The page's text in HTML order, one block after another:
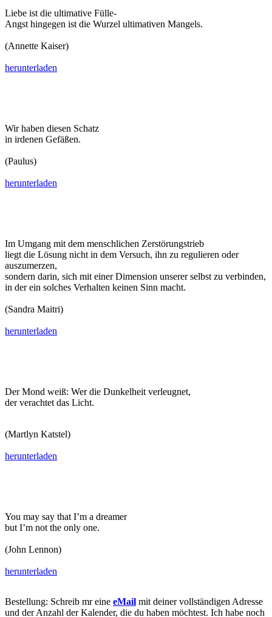
Liebe ist die ultimative Fülle-
Angst hingegen ist die Wurzel ultimativen Mangels.
(Annette Kaiser)
herunterladen
Wir haben diesen Schatz
in irdenen Gefäßen.
(Paulus)
herunterladen
Im Umgang mit dem menschlichen Zerstörungstrieb
liegt die Lösung nicht in dem Versuch, ihn zu regulieren oder
auszumerzen,
sondern darin, sich mit einer Dimension unserer selbst zu verbinden,
in der ein solches Verhalten keinen Sinn macht.
(Sandra Maitri)
herunterladen
Der Mond weiß: Wer die Dunkelheit verleugnet,
der verachtet das Licht.
(Martlyn Katstel)
herunterladen
You may say that I’m a dreamer
but I’m not the only one.
(John Lennon)
herunterladen
Bestellung: Schreib mr eine eMail mit deiner vollständigen Adresse
und der Anzahl der Kalender, die du haben möchtest. Ich habe noch